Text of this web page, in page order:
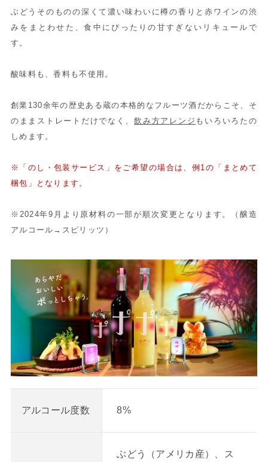
ぶどうそのものの深くて濃い味わいに樽の香りと赤ワインの渋
みをまとわせた、食中にぴったりの甘すぎないリキュールで
す。
酸味料も、香料も不使用。
創業130余年の歴史ある蔵の本格的なフルーツ酒だからこそ、そ
のままストレートだけでなく、飲み方アレンジ もいろいろたの
しめます。
※ 「のし・包装サービス」 をご希望の場合は、例1の「まとめて
梱包」となります。
※2024年9月より原材料の一部が順次変更となります。（醸造
アルコール→スピリッツ）
アルコール度数 8%
ぶどう（アメリカ産）、ス